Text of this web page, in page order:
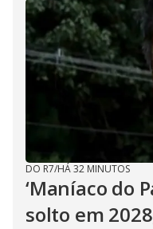
DO R7/HÁ 32 MINUTOS
‘Maníaco do
solto em